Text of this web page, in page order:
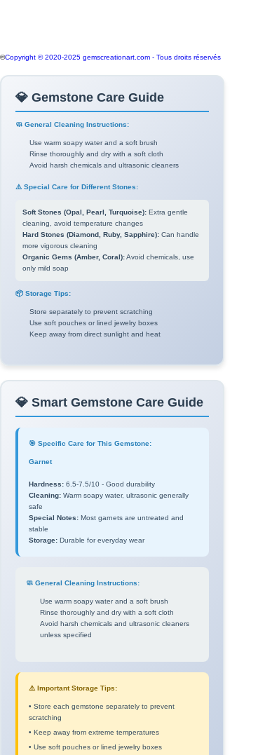
©Copyright © 2020-2025 gemscreationart.com - Tous droits réservés
💎 Gemstone Care Guide
🧼 General Cleaning Instructions:
Use warm soapy water and a soft brush
Rinse thoroughly and dry with a soft cloth
Avoid harsh chemicals and ultrasonic cleaners
⚠️ Special Care for Different Stones:
Soft Stones (Opal, Pearl, Turquoise): Extra gentle
cleaning, avoid temperature changes
Hard Stones (Diamond, Ruby, Sapphire): Can handle
more vigorous cleaning
Organic Gems (Amber, Coral):Avoid chemicals, use
only mild soap
📦 Storage Tips:
Store separately to prevent scratching
Use soft pouches or lined jewelry boxes
Keep away from direct sunlight and heat
💎 Smart Gemstone Care Guide
🎯 Specific Care for This Gemstone:
Garnet
Hardness: 6.5-7.5/10 - Good durability
Cleaning: Warm soapy water, ultrasonic generally
safe
Special Notes: Most garnets are untreated and
stable
Storage: Durable for everyday wear
🧼 General Cleaning Instructions:
Use warm soapy water and a soft brush
Rinse thoroughly and dry with a soft cloth
Avoid harsh chemicals and ultrasonic cleaners
unless specified
⚠️ Important Storage Tips:
• Store each gemstone separately to prevent
scratching
• Keep away from extreme temperatures
• Use soft pouches or lined jewelry boxes